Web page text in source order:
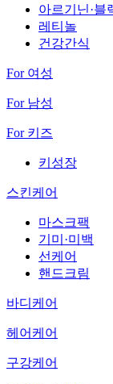
아르기닌·블
레티놀
건강간식
For 여성
For 남성
For 키즈
키성장
스킨케어
마스크팩
기미·미백
선케어
핸드크림
바디케어
헤어케어
구강케어